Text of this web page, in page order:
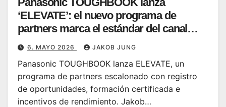
‘ELEVATE’: el nuevo programa de
partners marca el estándar del canal
europeo
6. MAYO 2026 JAKOB JUNG
Panasonic TOUGHBOOK lanza ELEVATE, un
programa de partners escalonado con registro
de oportunidades, formación certificada e
incentivos de rendimiento. Jakob…